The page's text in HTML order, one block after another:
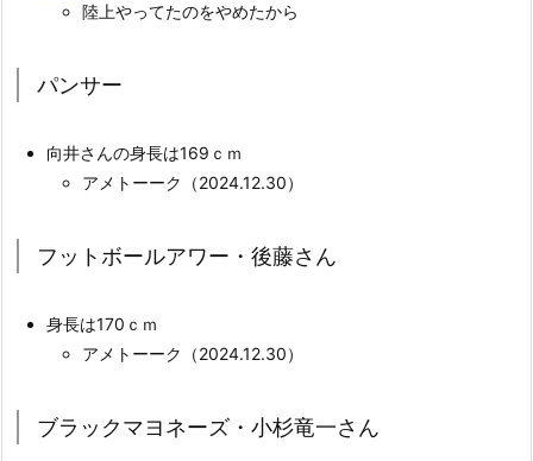
陸上やってたのをやめたから
パンサー
向井さんの身長は169ｃｍ
アメトーーク（2024.12.30）
フットボールアワー・後藤さん
身長は170ｃｍ
アメトーーク（2024.12.30）
ブラックマヨネーズ・小杉竜一さん